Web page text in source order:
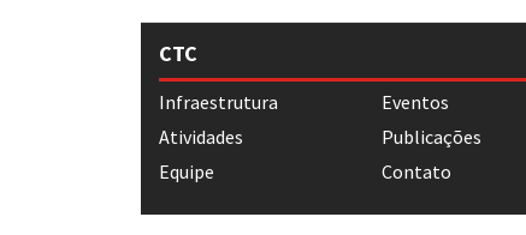
CTC
Infraestrutura
Atividades
Equipe
Eventos
Publicações
Contato